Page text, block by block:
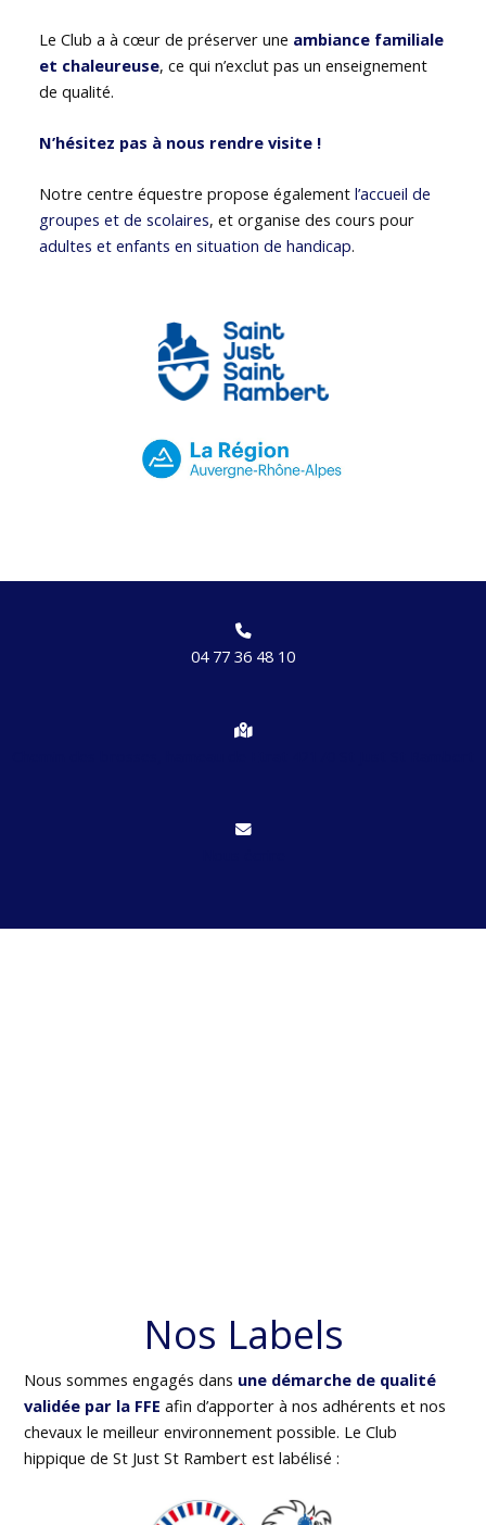
Le Club a à cœur de préserver une ambiance familiale
et chaleureuse, ce qui n’exclut pas un enseignement
de qualité.
N’hésitez pas à nous rendre visite !
Notre centre équestre propose égalementl’accueil de
groupes et de scolaires, et organise des cours pour
adultes et enfants en situation de handicap.
04 77 36 48 10
Nos Labels
Nous sommes engagés dans une démarche de qualité
validée par la FFE afin d’apporter à nos adhérents et nos
chevaux le meilleur environnement possible. Le Club
hippique de St Just St Rambert est labélisé :